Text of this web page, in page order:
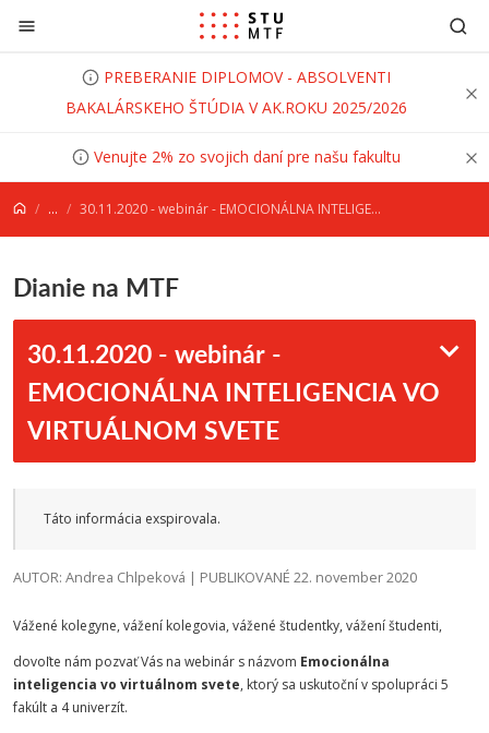
Prejsť na obsah
PREBERANIE DIPLOMOV - ABSOLVENTI
BAKALÁRSKEHO ŠTÚDIA V AK.ROKU 2025/2026
Venujte 2% zo svojich daní pre našu fakultu
... 30.11.2020 - webinár - EMOCIONÁLNA INTELIGENCIA VO VIRTUÁLNOM SVETE
Dianie na MTF
30.11.2020 - webinár -
EMOCIONÁLNA INTELIGENCIA VO
VIRTUÁLNOM SVETE
Táto informácia exspirovala.
AUTOR: Andrea Chlpeková | PUBLIKOVANÉ 22. november 2020
Vážené kolegyne, vážení kolegovia, vážené študentky, vážení študenti,
dovoľte nám pozvať Vás na webinár s názvom Emocionálna
inteligencia vo virtuálnom svete, ktorý sa uskutoční v spolupráci 5
fakúlt a 4 univerzít.